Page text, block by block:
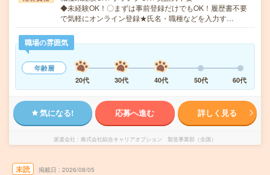
◆未経験OK！〇まずは事前登録だけでもOK！履歴書不要
で気軽にオンライン登録★氏名・職種などを入力す…
職場の雰囲気
年齢層
20代
30代 40代 50代 60代
気になる! 応募へ進む 詳しく見る
派遣会社 株式会社綜合キャリアオプション 製造事業部（全国）
未読 掲載日 2026/08/05